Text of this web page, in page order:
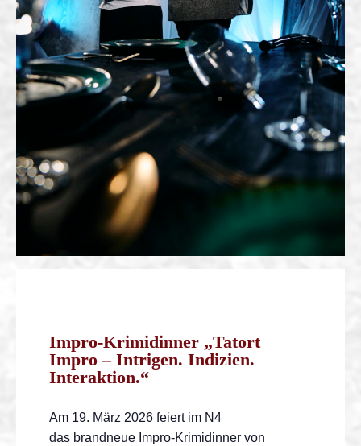
Impro-Krimidinner „Tatort
Impro – Intrigen. Indizien.
Interaktion.“
Am 19. März 2026 feiert im N4
das brandneue Impro-Krimidinner von